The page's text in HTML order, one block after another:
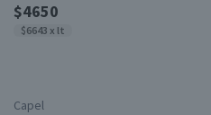
$4650
$6643 x lt
Capel